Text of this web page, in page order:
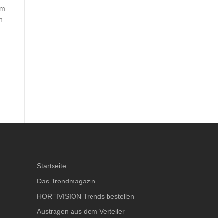
Startseite
Das Trendmagazin
HORTIVISION Trends bestellen
Austragen aus dem Verteiler